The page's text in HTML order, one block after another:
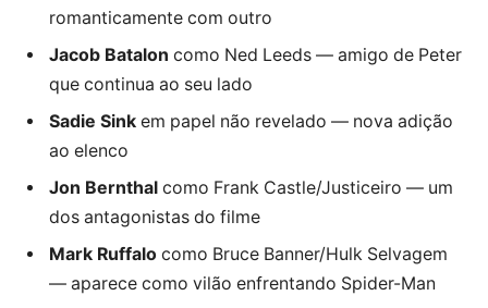
romanticamente com outro
Jacob Batalon como Ned Leeds — amigo de Peter
que continua ao seu lado
Sadie Sink em papel não revelado — nova adição
ao elenco
Jon Bernthal como Frank Castle/Justiceiro — um
dos antagonistas do filme
Mark Ruffalo como Bruce Banner/Hulk Selvagem
— aparece como vilão enfrentando Spider-Man